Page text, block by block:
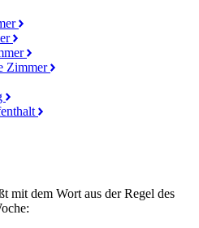
Zimmer
mit dem Wort aus der Regel des